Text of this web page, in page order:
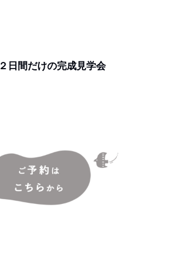
２日間だけの完成見学会